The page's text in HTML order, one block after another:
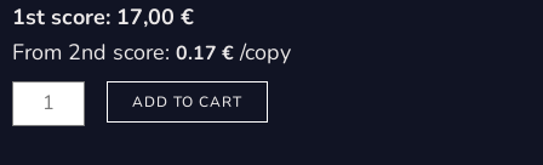
17,00 €
From 2nd score: 0.17 € /copy
Kuula,
Toivo:
ADD TO CART